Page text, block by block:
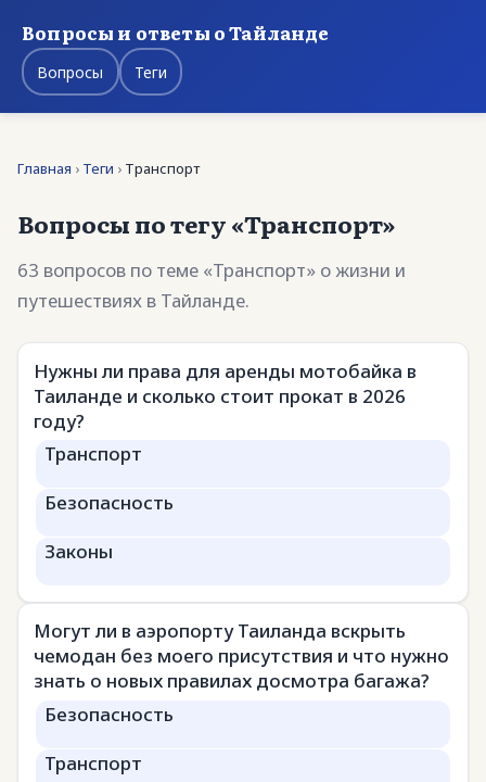
Вопросы и ответы о Тайланде
Вопросы Теги
Главная › Теги › Транспорт
Вопросы по тегу «Транспорт»
63 вопросов по теме «Транспорт» о жизни и
путешествиях в Тайланде.
Нужны ли права для аренды мотобайка в
Таиланде и сколько стоит прокат в 2026
году?
Транспорт
Безопасность
Законы
Могут ли в аэропорту Таиланда вскрыть
чемодан без моего присутствия и что нужно
знать о новых правилах досмотра багажа?
Безопасность
Транспорт